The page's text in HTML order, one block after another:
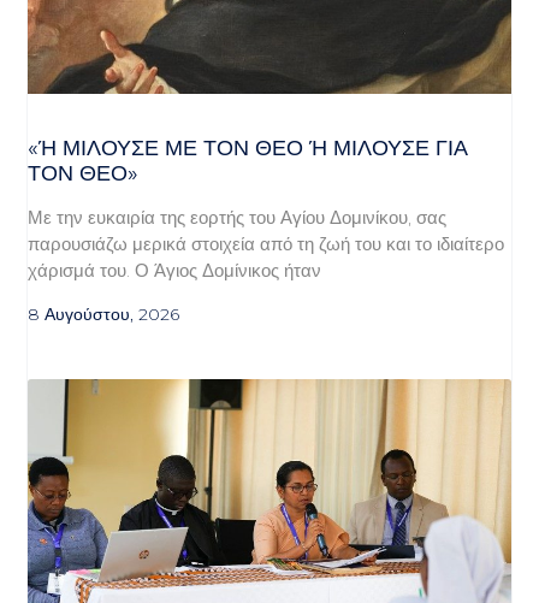
«Ή ΜΙΛΟΎΣΕ ΜΕ ΤΟΝ ΘΕΌ Ή ΜΙΛΟΎΣΕ ΓΙΑ ΤΟ
Ν ΘΕΌ»
Με την ευκαιρία της εορτής του Αγίου Δομινίκου, σας
παρουσιάζω μερικά στοιχεία από τη ζωή του και το ιδιαίτερο
χάρισμά του. Ο Άγιος Δομίνικος ήταν
8 Αυγούστου, 2026